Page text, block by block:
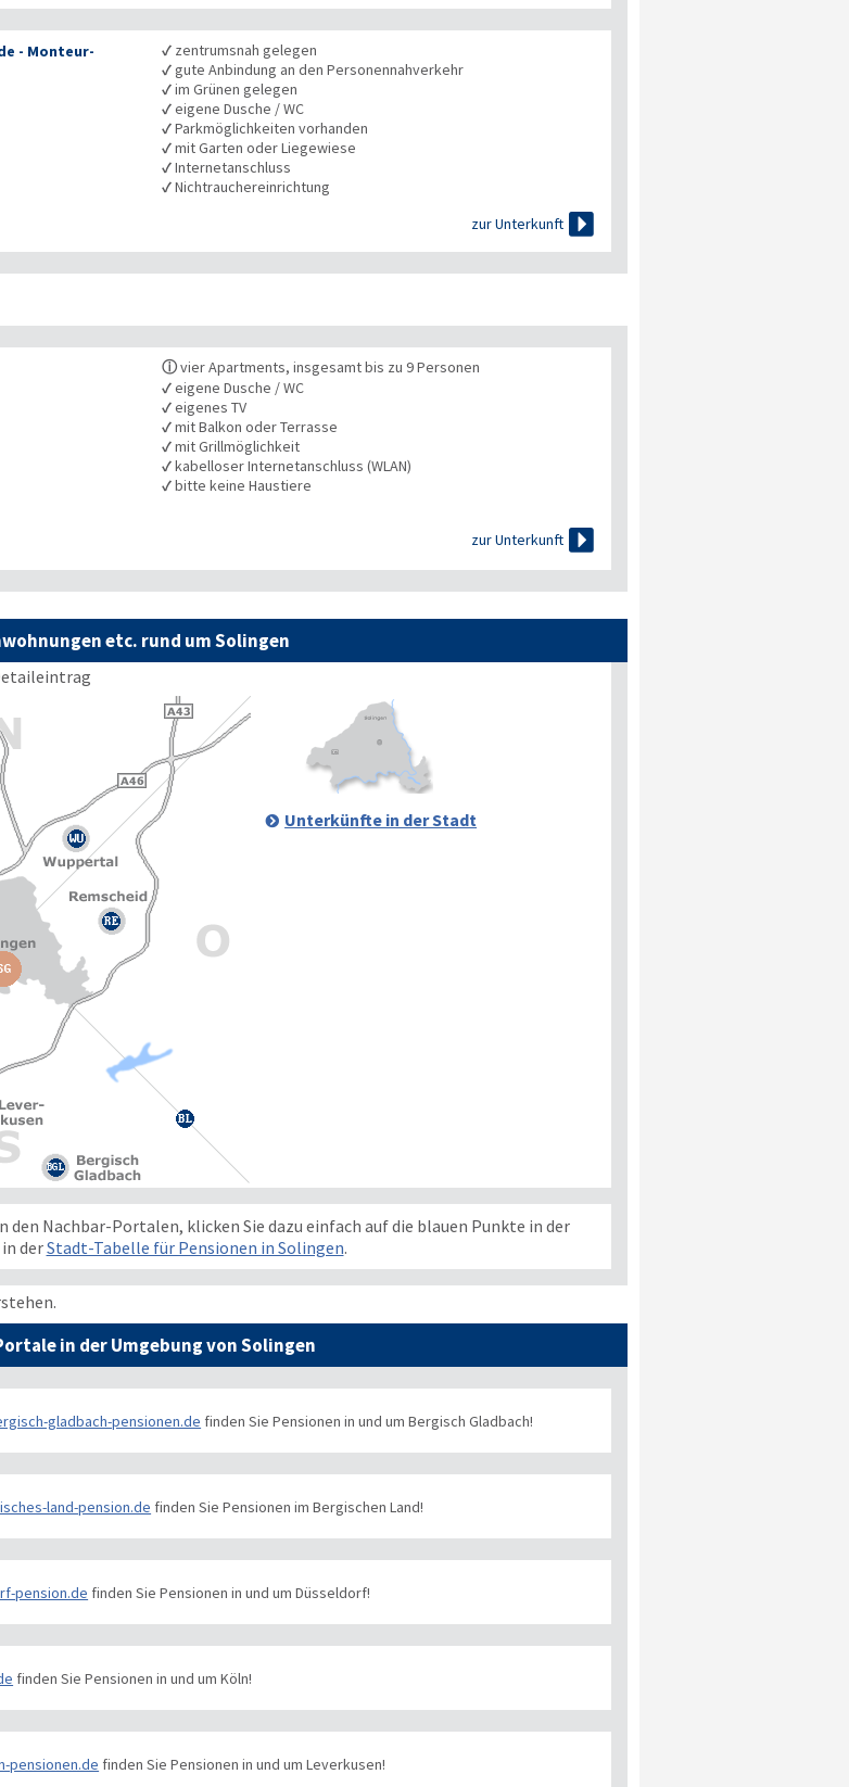
- Monteur­
✓ zentrumsnah gelegen
✓gute Anbindung an den Personennahverkehr
✓im Grünen gelegen
✓eigene Dusche / WC
✓Parkmöglichkeiten vorhanden
✓mit Garten oder Liegewiese
✓Internetanschluss
✓Nichtrauchereinrichtung
zur Unterkunft 
ⓘvier Apartments, insgesamt bis zu 9 Personen
✓eigene Dusche / WC
✓eigenes TV
✓mit Balkon oder Terrasse
✓mit Grillmöglichkeit
✓kabelloser Internetanschluss (WLAN)
✓bitte keine Haustiere
zur Unterkunft 
etc. rund um Solingen
Unterkünfte in der Stadt
Nachbar-Portalen, klicken Sie dazu einfach auf die blauen Punkte in der
derStadt-Tabelle für Pensionen in Solingen.
in der Umgebung von Solingen
gladbach-pensionen.de finden Sie Pensionen in und um Bergisch Gladbach!
land-pension.de finden Sie Pensionen im Bergischen Land!
pension.de finden Sie Pensionen in und um Düsseldorf!
finden Sie Pensionen in und um Köln!
pensionen.de finden Sie Pensionen in und um Leverkusen!